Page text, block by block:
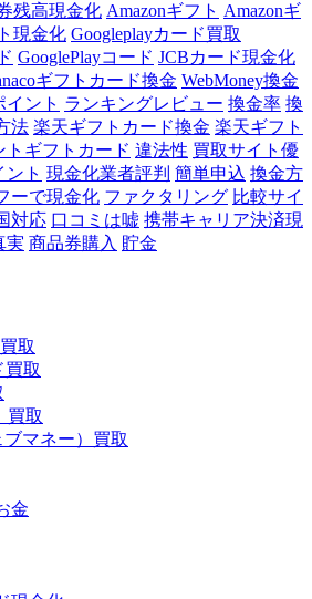
残高現金化 Amazonギフト Amazonギ
現金化 Googleplayカード買取
GooglePlayコード JCBカード現金化
ギフトカード換金 WebMoney換金
イント ランキングレビュー 換金率 換
法 楽天ギフトカード換金 楽天ギフト
トギフトカード 違法性 買取サイト優
ト 現金化業者評判 簡単申込 換金方
ーで現金化 ファクタリング 比較サイ
対応 口コミは嘘 携帯キャリア決済現
実 商品券購入 貯金
取
買取
買取
ブマネー）買取
金